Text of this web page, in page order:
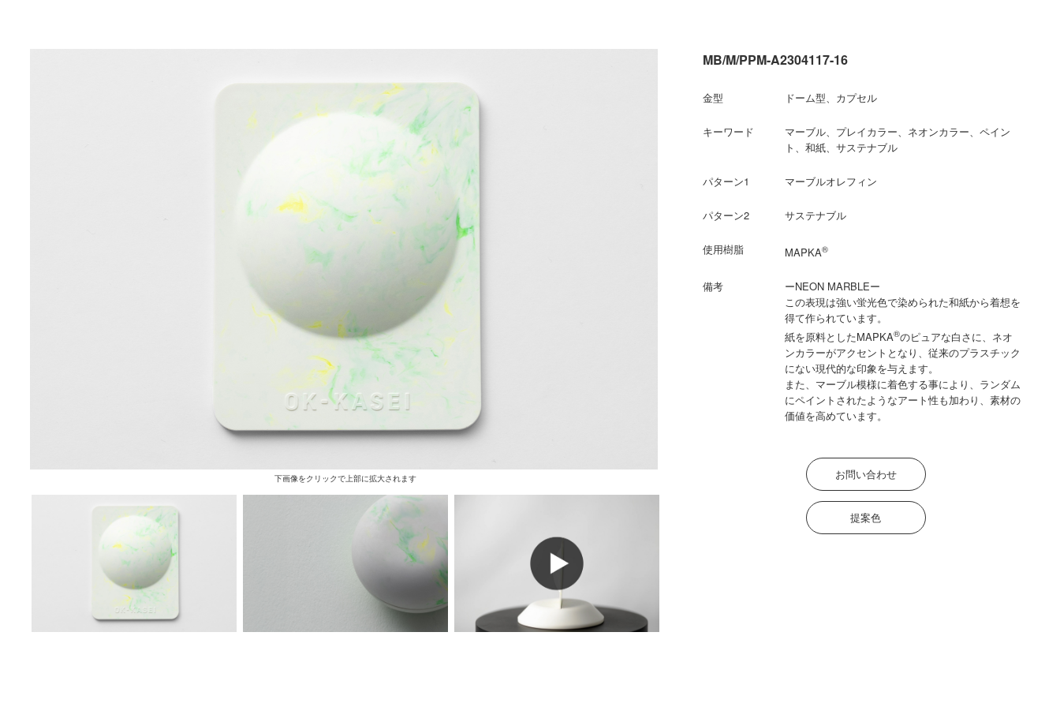
下画像をクリックで上部に拡大されます
MB/M/PPM-A2304117-16
金型 ドーム型、カプセル
キーワード
マーブル、プレイカラー、ネオンカラー、ペイン
ト、和紙、サステナブル
パターン1 マーブルオレフィン
パターン2 サステナブル
使用樹脂 MAPKA®
備考
ーNEON MARBLEー
この表現は強い蛍光色で染められた和紙から着想を
得て作られています。
紙を原料としたMAPKA®のピュアな白さに、ネオ
ンカラーがアクセントとなり、従来のプラスチック
にない現代的な印象を与えます。
また、マーブル模様に着色する事により、ランダム
にペイントされたようなアート性も加わり、素材の
価値を高めています。
お問い合わせ
提案色